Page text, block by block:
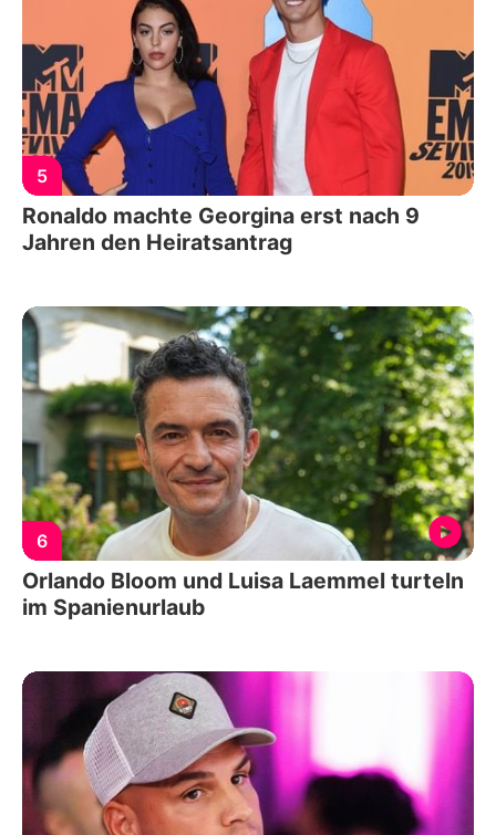
5
Ronaldo machte Georgina erst nach 9
Jahren den Heiratsantrag
6
Orlando Bloom und Luisa Laemmel turteln
im Spanienurlaub